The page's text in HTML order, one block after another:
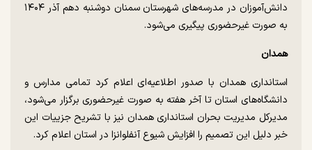
دانش‌آموزان در مدرسه‌های شهرستان سمنان دوشنبه دهم آذر ۱۴۰۴
به صورت غیرحضوری پیگیری می‌شود.
همدان
استانداری همدان با صدور اطلاعیه‌ای اعلام کرد تمامی مدارس و
دانشگاه‌های استان تا آخر هفته به صورت غیرحضوری برگزار می‌شود،
مدیرکل مدیریت بحران استانداری همدان نیز با تشریح جزییات این
خبر دلیل این تصمیم را افزایش شیوع آنفلوانزا در استان اعلام کرد.